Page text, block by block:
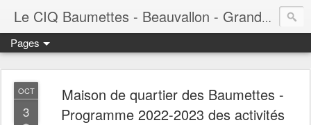
Le CIQ Baumettes - Beauvallon - Grandval - Seigneurie - Valmont - Vert-Plan
Pages
OCT
3
Maison de quartier des Baumettes -
Programme 2022-2023 des activités